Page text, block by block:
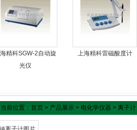
精科SGW-2自动旋
光仪
上海精科雷磁酸度计
位置： 首页 > 产品展示 > 电化学仪器 > 离子计